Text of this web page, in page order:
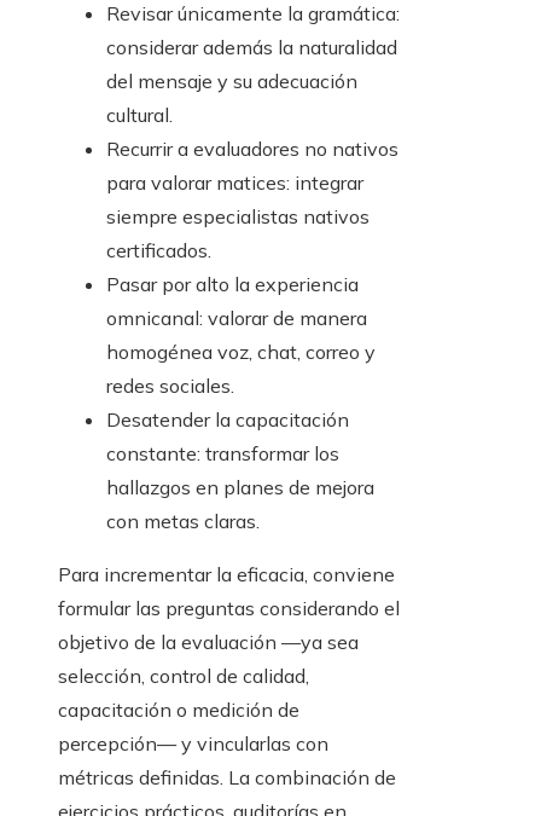
Revisar únicamente la gramática:
considerar además la naturalidad
del mensaje y su adecuación
cultural.
Recurrir a evaluadores no nativos
para valorar matices: integrar
siempre especialistas nativos
certificados.
Pasar por alto la experiencia
omnicanal: valorar de manera
homogénea voz, chat, correo y
redes sociales.
Desatender la capacitación
constante: transformar los
hallazgos en planes de mejora
con metas claras.
Para incrementar la eficacia, conviene
formular las preguntas considerando el
objetivo de la evaluación —ya sea
selección, control de calidad,
capacitación o medición de
percepción— y vincularlas con
métricas definidas. La combinación de